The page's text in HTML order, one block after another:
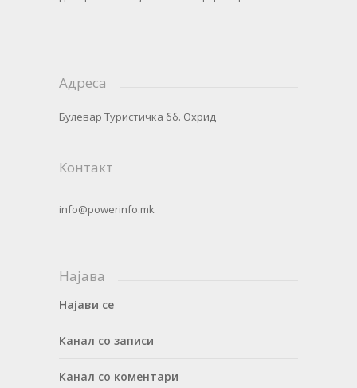
Адреса
Булевар Туристичка бб. Охрид
Контакт
info@powerinfo.mk
Најава
Најави се
Канал со записи
Канал со коментари